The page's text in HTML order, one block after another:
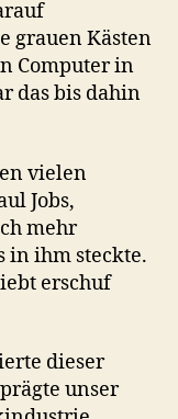
grauen Kästen
Computer in
das bis dahin
vielen
Jobs,
mehr
in ihm steckte.
erschuf
dieser
unser